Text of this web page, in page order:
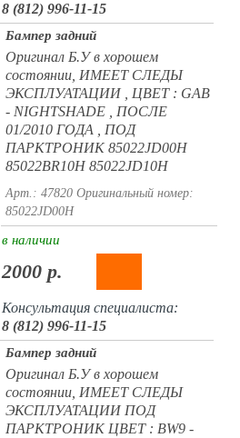
8 (812) 996-11-15
Бампер задний
Оригинал Б.У в хорошем
состоянии, ИМЕЕТ СЛЕДЫ
ЭКСПЛУАТАЦИИ , ЦВЕТ : GAB
- NIGHTSHADE , ПОСЛЕ
01/2010 ГОДА , ПОД
ПАРКТРОНИК 85022JD00H
85022BR10H 85022JD10H
Арт.: 47820 Оригинальный номер:
85022JD00H
в наличии
2000 р.
Консультация специалиста:
8 (812) 996-11-15
Бампер задний
Оригинал Б.У в хорошем
состоянии, ИМЕЕТ СЛЕДЫ
ЭКСПЛУАТАЦИИ ПОД
ПАРКТРОНИК ЦВЕТ : BW9 -